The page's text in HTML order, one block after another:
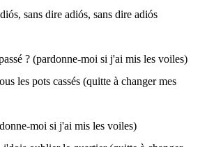
sans dire adiós, sans dire adiós
? (pardonne-moi si j'ai mis les voiles)
les pots cassés (quitte à changer mes
moi si j'ai mis les voiles)